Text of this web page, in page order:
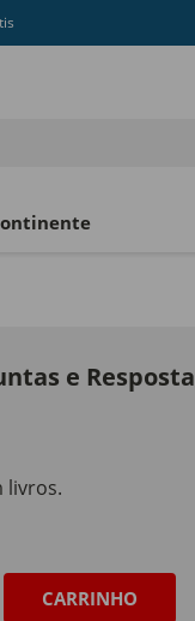
e
livros.
CARRINHO